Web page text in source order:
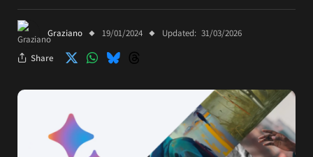
Graziano 19/01/2024 Updated: 31/03/2026
Share